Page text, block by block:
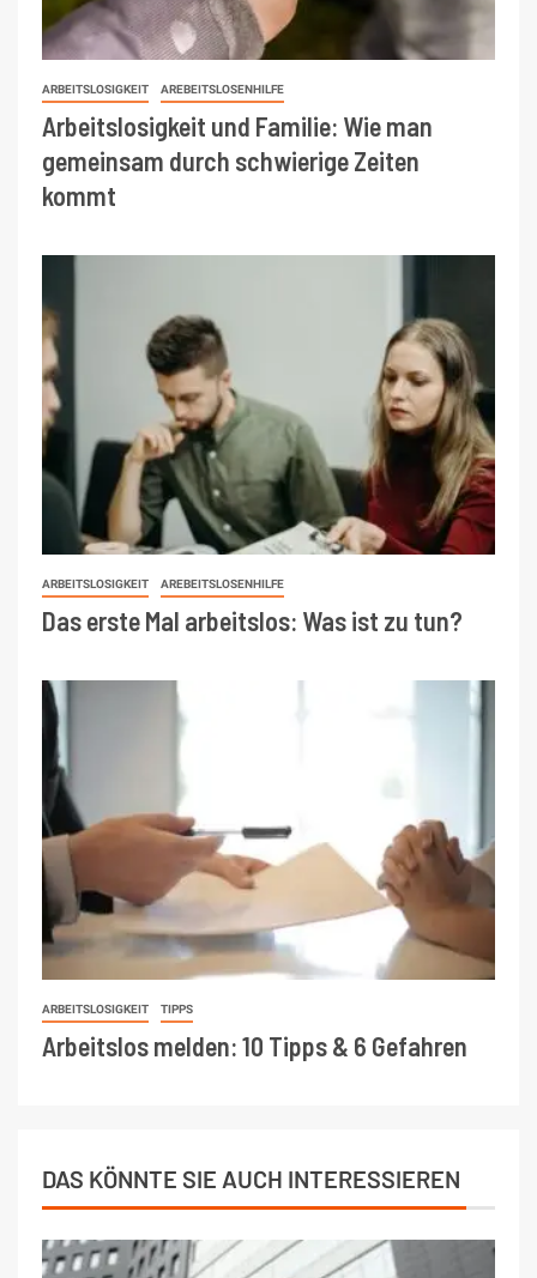
ARBEITSLOSIGKEIT AREBEITSLOSENHILFE
Arbeitslosigkeit und Familie: Wie man
gemeinsam durch schwierige Zeiten
kommt
ARBEITSLOSIGKEIT AREBEITSLOSENHILFE
Das erste Mal arbeitslos: Was ist zu tun?
ARBEITSLOSIGKEIT TIPPS
Arbeitslos melden: 10 Tipps & 6 Gefahren
DAS KÖNNTE SIE AUCH INTERESSIEREN